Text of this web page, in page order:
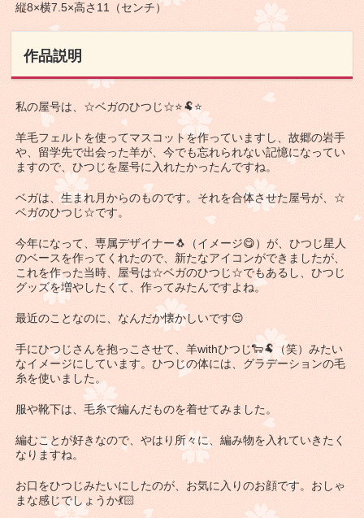
縦8×横7.5×高さ11（センチ）
作品説明
私の屋号は、☆ベガのひつじ☆⭐🐏⭐
羊毛フェルトを使ってマスコットを作っていますし、故郷の岩手
や、留学先で出会った羊が、今でも忘れられない記憶になってい
ますので、ひつじを屋号に入れたかったんですね。
ベガは、生まれ月からのものです。それを合体させた屋号が、☆
ベガのひつじ☆です。
今年になって、専属デザイナー🐧（イメージ😋）が、ひつじ星人
のベースを作ってくれたので、新たなアイコンができましたが、
これを作った当時、屋号は☆ベガのひつじ☆でもあるし、ひつじ
グッズを増やしたくて、作ってみたんですよね。
最近のことなのに、なんだか懐かしいです😌
手にひつじさんを抱っこさせて、羊withひつじ🐑🐏（笑）みたい
なイメージにしています。ひつじの体には、グラデーションの毛
糸を使いました。
服や靴下は、毛糸で編んだものを着せてみました。
編むことが好きなので、やはり所々に、編み物を入れていきたく
なりますね。
お口をひつじみたいにしたのが、お気に入りのお顔です。おしゃ
まな感じでしょうか💃🏻